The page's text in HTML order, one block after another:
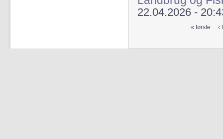
22.04.2026 -
« første ‹